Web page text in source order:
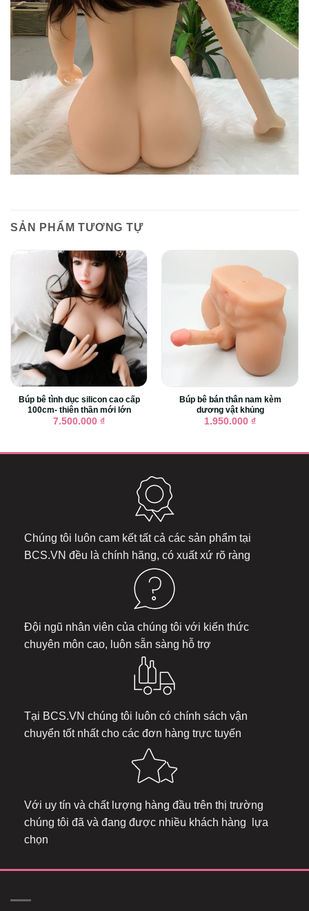
SẢN PHẨM TƯƠNG TỰ
Búp bê tình dục silicon cao cấp
100cm- thiên thần mới lớn
7.500.000 ₫
Búp bê bán thân nam kèm
dương vật khủng
1.950.000 ₫
Chúng tôi luôn cam kết tất cả các sản phẩm tại
BCS.VN đều là chính hãng, có xuất xứ rõ ràng
Đội ngũ nhân viên của chúng tôi với kiến thức
chuyên môn cao, luôn sẵn sàng hỗ trợ
Tại BCS.VN chúng tôi luôn có chính sách vận
chuyển tốt nhất cho các đơn hàng trực tuyến
Với uy tín và chất lượng hàng đầu trên thị trường
chúng tôi đã và đang được nhiều khách hàng lựa
chọn